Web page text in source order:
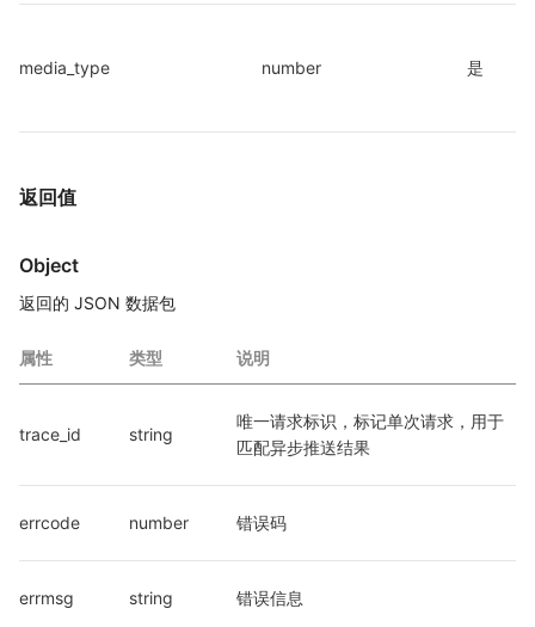
media_type number 是
返回值
Object
返回的 JSON 数据包
属性 类型 说明
trace_id string
唯一请求标识，标记单次请求，用于
匹配异步推送结果
errcode number 错误码
errmsg string 错误信息